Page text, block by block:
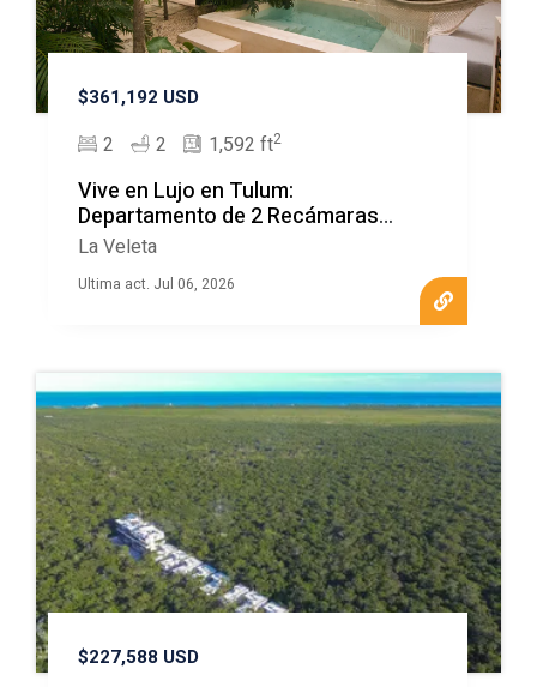
$361,192 USD
2 2 1,592 ft2
Vive en Lujo en Tulum:
Departamento de 2 Recámaras
MLSRR938
La Veleta
Ultima act. Jul 06, 2026
$227,588 USD